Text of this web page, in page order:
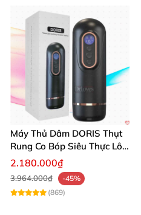
Máy Thủ Dâm DORIS Thụt
Rung Co Bóp Siêu Thực Lôi
Cuốn
2.180.000₫
3.964.000₫
-45%
(869)